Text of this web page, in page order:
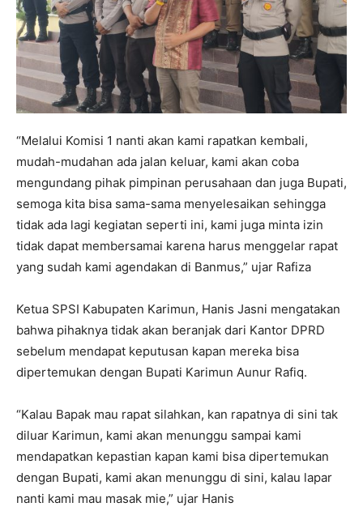
“Melalui Komisi 1 nanti akan kami rapatkan kembali,
mudah-mudahan ada jalan keluar, kami akan coba
mengundang pihak pimpinan perusahaan dan juga Bupati,
semoga kita bisa sama-sama menyelesaikan sehingga
tidak ada lagi kegiatan seperti ini, kami juga minta izin
tidak dapat membersamai karena harus menggelar rapat
yang sudah kami agendakan di Banmus,” ujar Rafiza
Ketua SPSI Kabupaten Karimun, Hanis Jasni mengatakan
bahwa pihaknya tidak akan beranjak dari Kantor DPRD
sebelum mendapat keputusan kapan mereka bisa
dipertemukan dengan Bupati Karimun Aunur Rafiq.
“Kalau Bapak mau rapat silahkan, kan rapatnya di sini tak
diluar Karimun, kami akan menunggu sampai kami
mendapatkan kepastian kapan kami bisa dipertemukan
dengan Bupati, kami akan menunggu di sini, kalau lapar
nanti kami mau masak mie,” ujar Hanis